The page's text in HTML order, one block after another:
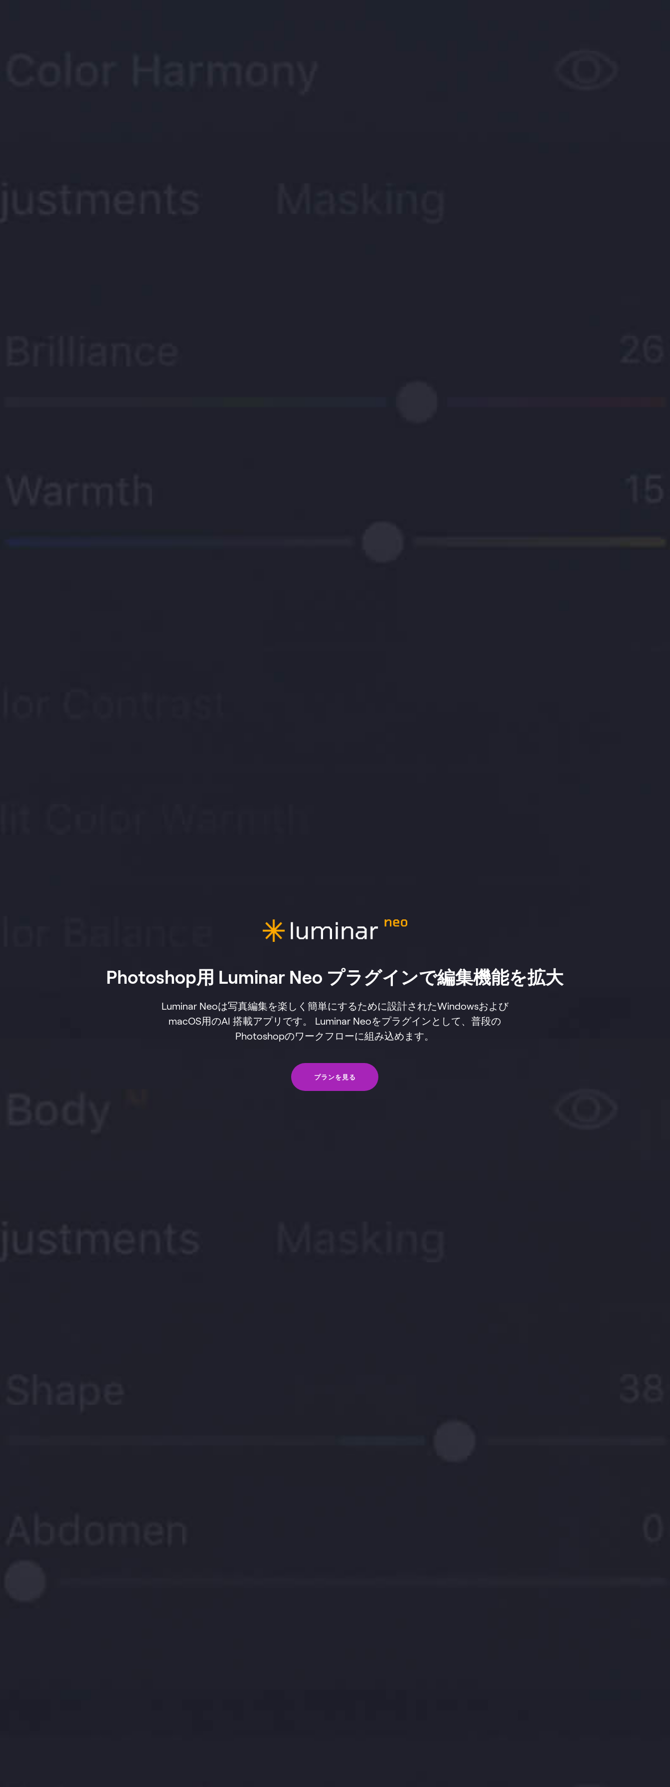
Photoshop用 Luminar Neo プラグインで編集機能を拡大
Luminar Neoは写真編集を楽しく簡単にするために設計されたWindowsおよび
macOS用のAI 搭載アプリです。 Luminar Neoをプラグインとして、普段の
Photoshopのワークフローに組み込めます。
プランを見る